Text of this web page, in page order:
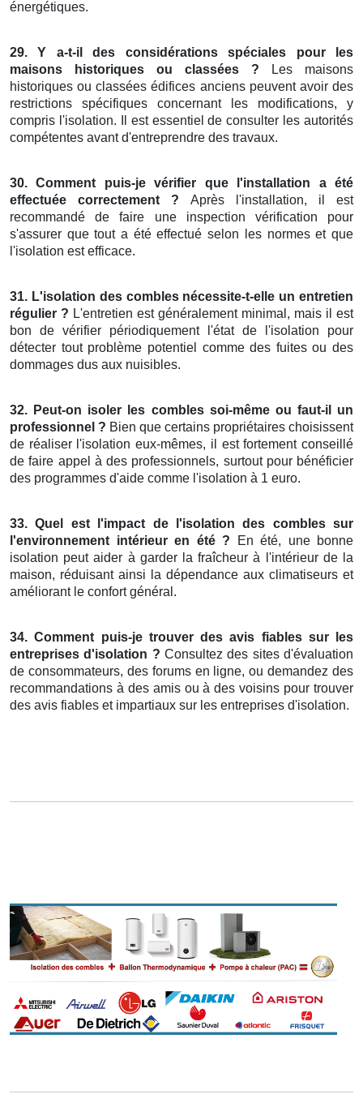
énergétiques.
29. Y a-t-il des considérations spéciales pour les
maisons historiques ou classées ? Les maisons
historiques ou classées édifices anciens peuvent avoir des
restrictions spécifiques concernant les modifications, y
compris l'isolation. Il est essentiel de consulter les autorités
compétentes avant d'entreprendre des travaux.
30. Comment puis-je vérifier que l'installation a été
effectuée correctement ? Après l'installation, il est
recommandé de faire une inspection vérification pour
s'assurer que tout a été effectué selon les normes et que
l'isolation est efficace.
31. L'isolation des combles nécessite-t-elle un entretien
régulier ? L'entretien est généralement minimal, mais il est
bon de vérifier périodiquement l'état de l'isolation pour
détecter tout problème potentiel comme des fuites ou des
dommages dus aux nuisibles.
32. Peut-on isoler les combles soi-même ou faut-il un
professionnel ? Bien que certains propriétaires choisissent
de réaliser l'isolation eux-mêmes, il est fortement conseillé
de faire appel à des professionnels, surtout pour bénéficier
des programmes d'aide comme l'isolation à 1 euro.
33. Quel est l'impact de l'isolation des combles sur
l'environnement intérieur en été ? En été, une bonne
isolation peut aider à garder la fraîcheur à l'intérieur de la
maison, réduisant ainsi la dépendance aux climatiseurs et
améliorant le confort général.
34. Comment puis-je trouver des avis fiables sur les
entreprises d'isolation ? Consultez des sites d'évaluation
de consommateurs, des forums en ligne, ou demandez des
recommandations à des amis ou à des voisins pour trouver
des avis fiables et impartiaux sur les entreprises d'isolation.